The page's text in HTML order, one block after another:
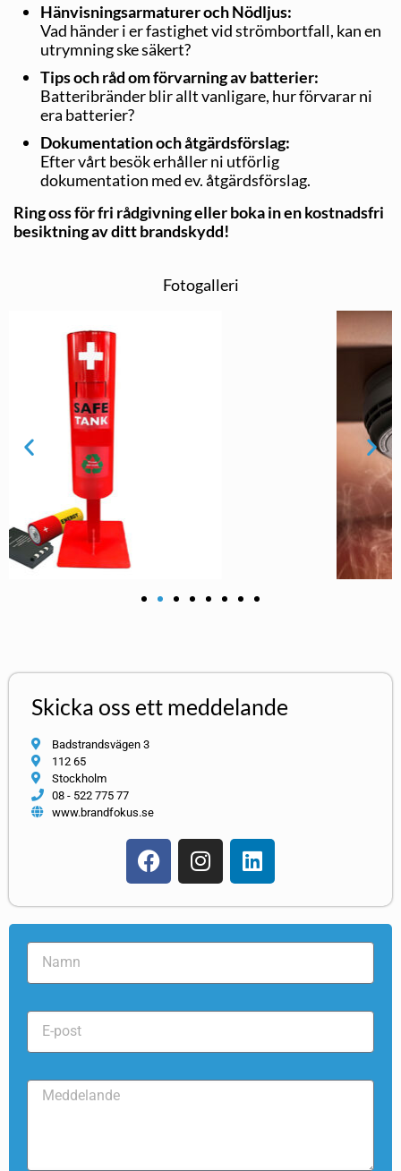
Hänvisningsarmaturer och Nödljus:
Vad händer i er fastighet vid strömbortfall, kan en
utrymning ske säkert?
Tips och råd om förvarning av batterier:
Batteribränder blir allt vanligare, hur förvarar ni
era batterier?
Dokumentation och åtgärdsförslag:
Efter vårt besök erhåller ni utförlig
dokumentation med ev. åtgärdsförslag.​
Ring oss för fri rådgivning eller boka in en kostnadsfri
besiktning av ditt brandskydd!
Fotogalleri
Skicka oss ett meddelande
Badstrandsvägen 3
112 65
Stockholm
08 - 522 775 77
www.brandfokus.se